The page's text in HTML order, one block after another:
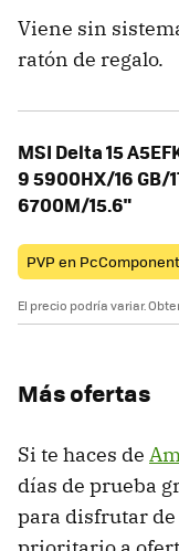
Viene sin
ratón de regalo.
MSI Delta 15
9 5900HX/16 GB/
6700M/15.6"
PVP en
El precio podría variar.
Más ofertas
Si te haces de
días de prueba
para disfrutar